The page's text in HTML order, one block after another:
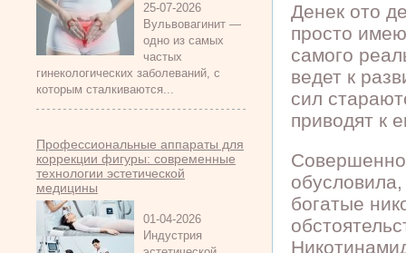
25-07-2026
Вульвовагинит —
одно из самых
частых
гинекологических заболеваний, с
которым сталкиваются...
Профессиональные аппараты для
коррекции фигуры: современные
технологии эстетической
медицины
01-04-2026
Индустрия
Денек ото
просто
самого
ведет к
сил
приводят к
Совершенно
богатые